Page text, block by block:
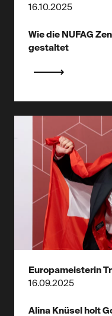
16.10.2025
Wie die NUFAG
gestaltet
Europameisterin
16.09.2025
Alina Knüsel holt